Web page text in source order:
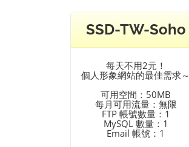
SSD-TW-Soho
每天不用2元！
個人形象網站的最佳需求～
可用空間：50MB
每月可用流量：無限
FTP 帳號數量：1
MySQL 數量：1
Email 帳號：1